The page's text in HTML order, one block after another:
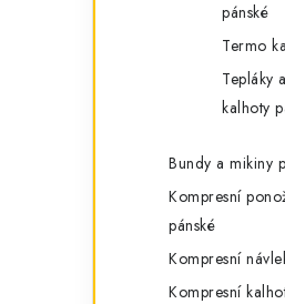
pánské
Termo
Tepláky
kalhoty
Bundy a mikiny
Kompresní
pánské
Kompresní
Kompresní